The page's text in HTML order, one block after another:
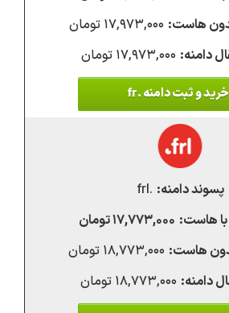
۱۷,۹۷۳,۰۰۰ تومان
۱۷,۹۷۳,۰۰۰ تومان
خرید و ثبت دامنه .fr
.frl
۱۷,۷۷۳,۰۰۰ تومان
۱۸,۷۷۳,۰۰۰ تومان
۱۸,۷۷۳,۰۰۰ تومان